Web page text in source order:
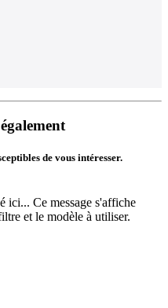
de vous intéresser.
ici... Ce message s'affiche
et le modèle à utiliser.